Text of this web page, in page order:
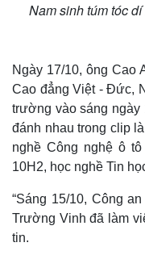
Nam sinh túm tóc
Ngày 17/10, ông Cao
Cao đẳng Việt - Đức,
trường vào sáng ngày
đánh nhau trong clip
nghề Công nghệ ô
10H2, học nghề Tin
“Sáng 15/10, Công
Trường Vinh đã làm
tin.